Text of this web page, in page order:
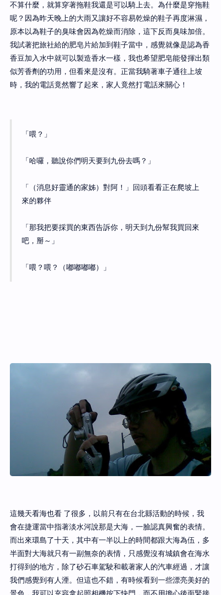
不算什麼，就算穿著拖鞋我還是可以騎上去。為什麼是穿拖鞋
呢？因為昨天晚上的大雨又讓好不容易乾燥的鞋子再度淋濕，
原本以為鞋子的臭味會因為乾燥而消除，這下反而臭味加倍。
我試著把旅社給的肥皂片給加到鞋子當中，感覺就像是認為香
香豆加入水中就可以製造香水一樣，我也希望肥皂能發揮出類
似芳香劑的功用，但看來是沒有。正當我騎著車子通往上坡
時，我的電話竟然響了起來，家人竟然打電話來關心！
「喂？」
「哈囉，聽說你們明天要到九份去嗎？」
「（消息好靈通的家姊）對阿！」回頭看看正在爬坡上
來的夥伴
「那我把要採買的東西告訴你，明天到九份幫我買回來
吧，掰～」
「喂？喂？（嘟嘟嘟嘟）」
這幾天看海也看 了很多，以前只有在台北縣活動的時候，我
會在捷運當中指著淡水河說那是大海，一臉認真興奮的表情。
而出來環島了十天，其中有一半以上的時間都跟大海為伍，多
半面對大海就只有一副無奈的表情，只感覺沒有城鎮會在海水
打得到的地方，除了砂石車駕駛和載著家人的汽車經過，才讓
我們感覺到有人湮。但這也不錯，有時候看到一些漂亮美好的
景色，我可以充容拿起照相機按下快門，而不用擔心後面緊接